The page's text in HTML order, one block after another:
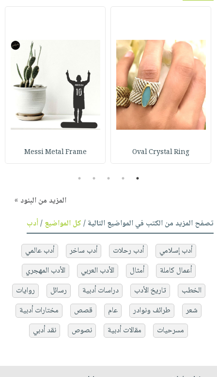
Oval Crystal Ring
Messi Metal Frame
1
2
3
4
5
المزيد من البنود »
تصفح المزيد من الكتب في المواضيع التالية /كل المواضيع/أدب
أدب إسلامي أدب رحلات أدب ساخر
أدب عالمي
أعمال كاملة
أمثال الأدب العربي
الأدب المهجري
الخطب
تاريخ الأدب دراسات أدبية رسائل
روايات
شعر
طرائف ونوادر عام قصص
مختارات أدبية
مسرحيات
مقالات أدبية نصوص نقد أدبي